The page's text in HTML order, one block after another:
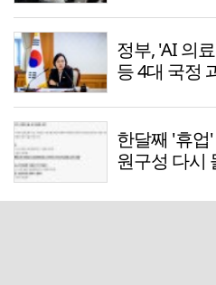
정부, 'AI 의
등 4대 국정
한달째 '휴
원구성 다시